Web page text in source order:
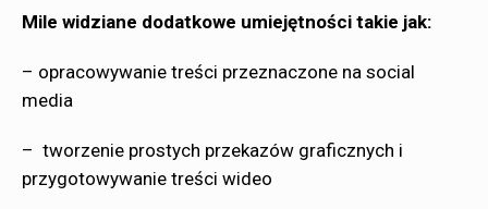
Mile widziane dodatkowe umiejętności takie jak:
– opracowywanie treści przeznaczone na social
media
– tworzenie prostych przekazów graficznych i
przygotowywanie treści wideo